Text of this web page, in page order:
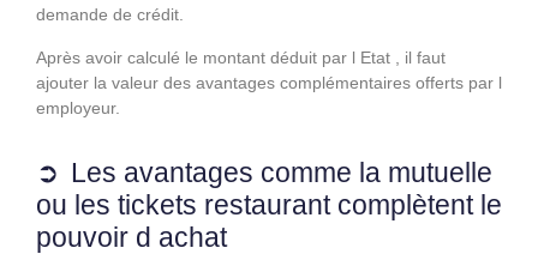
demande de crédit.
Après avoir calculé le montant déduit par l Etat , il faut
ajouter la valeur des avantages complémentaires offerts par l
employeur.
Les avantages comme la mutuelle
ou les tickets restaurant complètent le
pouvoir d achat